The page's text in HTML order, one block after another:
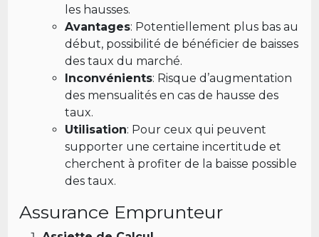
les hausses.
Avantages: Potentiellement plus bas au
début, possibilité de bénéficier de baisses
des taux du marché.
Inconvénients: Risque d’augmentation
des mensualités en cas de hausse des
taux.
Utilisation: Pour ceux qui peuvent
supporter une certaine incertitude et
cherchent à profiter de la baisse possible
des taux.
Assurance Emprunteur